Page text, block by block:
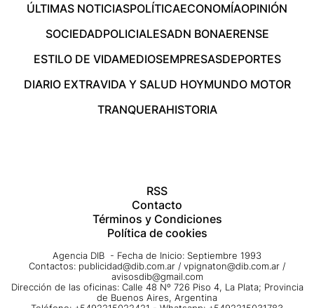
ÚLTIMAS NOTICIASPOLÍTICAECONOMÍAOPINIÓN
SOCIEDADPOLICIALESADN BONAERENSE
ESTILO DE VIDAMEDIOSEMPRESASDEPORTES
DIARIO EXTRAVIDA Y SALUD HOYMUNDO MOTOR
TRANQUERAHISTORIA
RSS
Contacto
Términos y Condiciones
Política de cookies
Agencia DIB - Fecha de Inicio: Septiembre 1993
Contactos: publicidad@dib.com.ar / vpignaton@dib.com.ar /
avisosdib@gmail.com
Dirección de las oficinas: Calle 48 Nº 726 Piso 4, La Plata; Provincia
de Buenos Aires, Argentina